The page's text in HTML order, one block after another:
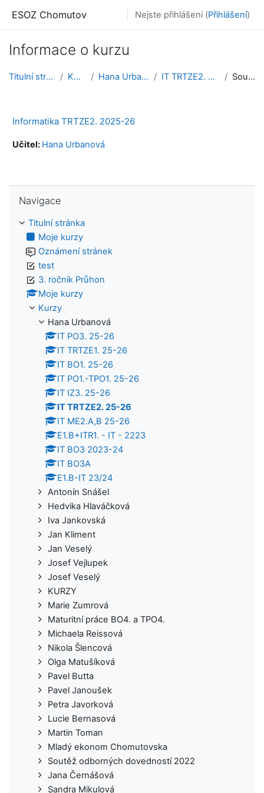
ESOZ Chomutov Nejste přihlášeni (Přihlášení)
Informace o kurzu
Titulní stránka Kurzy Hana Urbanová IT TRTZE2. 25-26 Souhrn
Informatika TRTZE2. 2025-26
Učitel: Hana Urbanová
Navigace
Titulní stránka
Moje kurzy
Oznámení stránek
test
3. ročník Průhon
Moje kurzy
Kurzy
Hana Urbanová
IT PO3. 25-26
IT TRTZE1. 25-26
IT BO1. 25-26
IT PO1.-TPO1. 25-26
IT IZ3. 25-26
IT TRTZE2. 25-26
IT ME2.A,B 25-26
E1.B+ITR1. - IT - 2223
IT BO3 2023-24
IT BO3A
E1.B-IT 23/24
Antonín Snášel
Hedvika Hlaváčková
Iva Jankovská
Jan Kliment
Jan Veselý
Josef Vejlupek
Josef Veselý
KURZY
Marie Zumrová
Maturitní práce BO4. a TPO4.
Michaela Reissová
Nikola Šlencová
Olga Matušíková
Pavel Butta
Pavel Janoušek
Petra Javorková
Lucie Bernasová
Martin Toman
Mladý ekonom Chomutovska
Soutěž odborných dovedností 2022
Jana Černášová
Sandra Mikulová